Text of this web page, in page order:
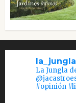
La Jungla
#opinión